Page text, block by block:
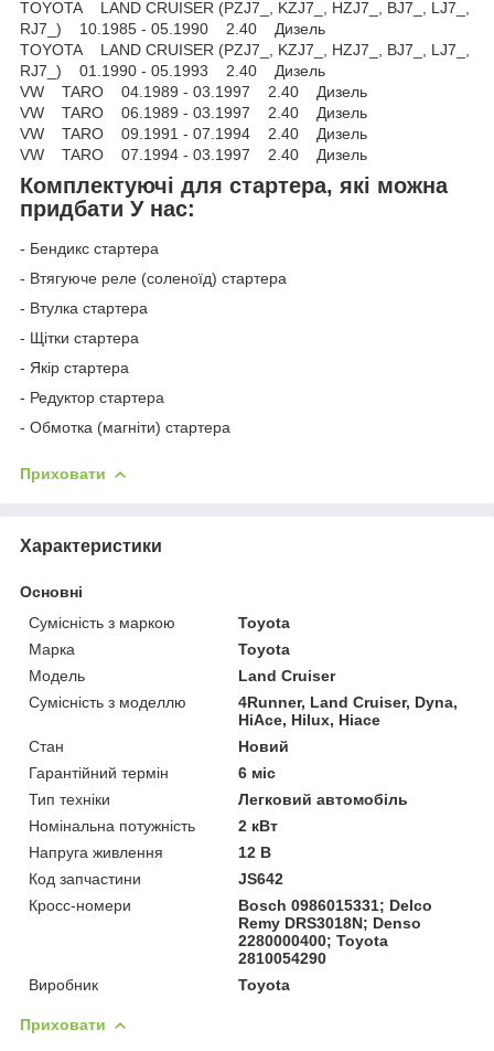
TOYOTA LAND CRUISER (PZJ7_, KZJ7_, HZJ7_, BJ7_, LJ7_,
RJ7_) 10.1985 - 05.1990 2.40 Дизель
TOYOTA LAND CRUISER (PZJ7_, KZJ7_, HZJ7_, BJ7_, LJ7_,
RJ7_) 01.1990 - 05.1993 2.40 Дизель
VW TARO 04.1989 - 03.1997 2.40 Дизель
VW TARO 06.1989 - 03.1997 2.40 Дизель
VW TARO 09.1991 - 07.1994 2.40 Дизель
VW TARO 07.1994 - 03.1997 2.40 Дизель
Комплектуючі для стартера, які можна
придбати У нас:
- Бендикс стартера
- Втягуюче реле (соленоїд) стартера
- Втулка стартера
- Щітки стартера
- Якір стартера
- Редуктор стартера
- Обмотка (магніти) стартера
Приховати
Характеристики
Основні
Сумісність з маркою
Toyota
Марка
Toyota
Модель
Land Cruiser
Сумісність з моделлю
4Runner, Land Cruiser, Dyna,
HiAce, Hilux, Hiace
Стан
Новий
Гарантійний термін
6 міс
Тип техніки
Легковий автомобіль
Номінальна потужність
2 кВт
Напруга живлення
12 В
Код запчастини
JS642
Кросс-номери
Bosch 0986015331; Delco
Remy DRS3018N; Denso
2280000400; Toyota
2810054290
Виробник
Toyota
Приховати